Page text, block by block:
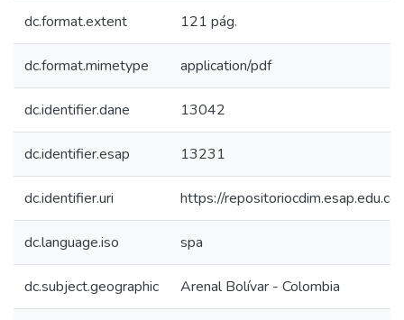
dc.format.extent 121 pág.
dc.format.mimetype application/pdf
dc.identifier.dane 13042
dc.identifier.esap 13231
dc.identifier.uri https://
dc.language.iso spa
dc.subject.geographic Arenal Bolívar - Colombia